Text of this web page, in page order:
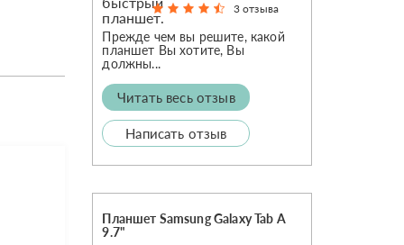
3 отзыва
Прежде чем вы решите, какой
планшет Вы хотите, Вы
должны...
Читать весь отзыв
Написать отзыв
Планшет Samsung Galaxy Tab A
9.7"